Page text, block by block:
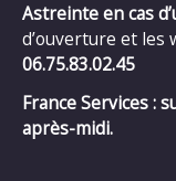
Astreinte en cas
d’ouverture et les
06.75.83.02.45
France Services :
après-midi.